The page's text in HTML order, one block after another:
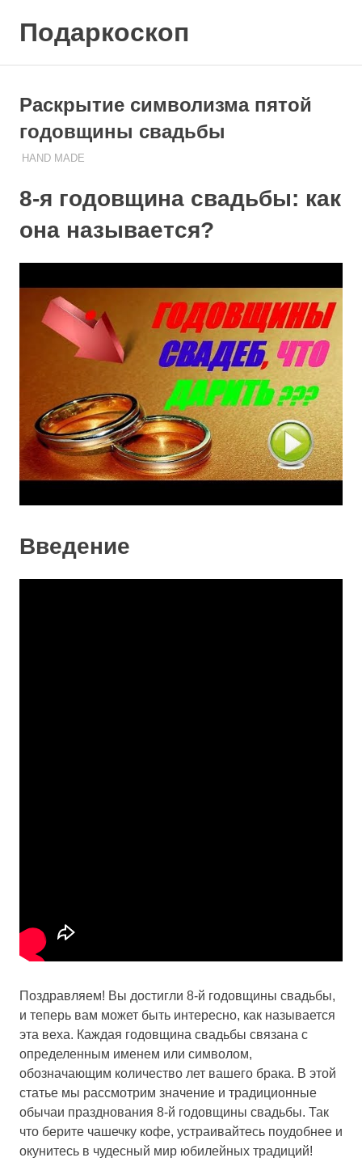
Подаркоскоп
подарить
Раскрытие символизма пятой
годовщины свадьбы
27.10.2023
ПОДАРЧЕК
HAND MADE
8-я годовщина свадьбы: как
она называется?
Введение
Поздравляем! Вы достигли 8-й годовщины свадьбы,
и теперь вам может быть интересно, как называется
эта веха. Каждая годовщина свадьбы связана с
определенным именем или символом,
обозначающим количество лет вашего брака. В этой
статье мы рассмотрим значение и традиционные
обычаи празднования 8-й годовщины свадьбы. Так
что берите чашечку кофе, устраивайтесь поудобнее и
окунитесь в чудесный мир юбилейных традиций!